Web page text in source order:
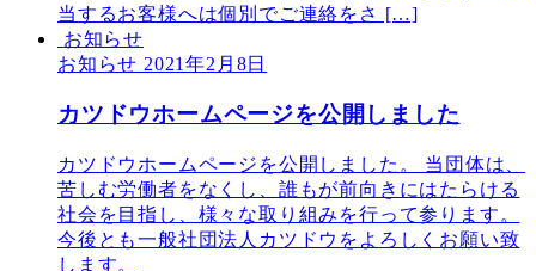
当するお客様へは個別でご連絡をさ […]
お知らせ
お知らせ 2021年2月8日
カツドウホームページを公開しました
カツドウホームページを公開しました。 当団体は、
苦しむ労働者をなくし、誰もが前向きにはたらける
社会を目指し、様々な取り組みを行って参ります。
今後とも一般社団法人カツドウをよろしくお願い致
します。